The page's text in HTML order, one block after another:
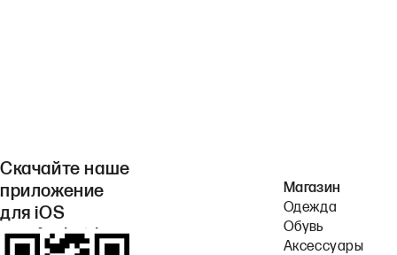
Скачайте наше
приложение
для iOS
или Android.
Магазин
Одежда
Обувь
Аксессуары